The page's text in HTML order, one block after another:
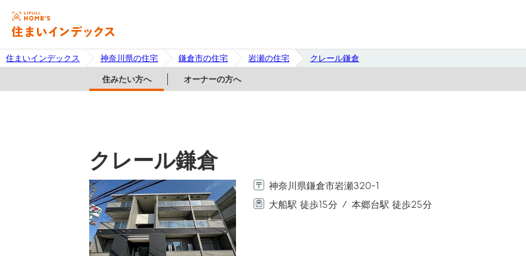
住まいインデックス 神奈川県の住宅 鎌倉市の住宅 岩瀬の住宅 クレール鎌倉
住みたい方へ オーナーの方へ
クレール鎌倉
神奈川県鎌倉市岩瀬320-1
大船駅 徒歩15分
本郷台駅 徒歩25分